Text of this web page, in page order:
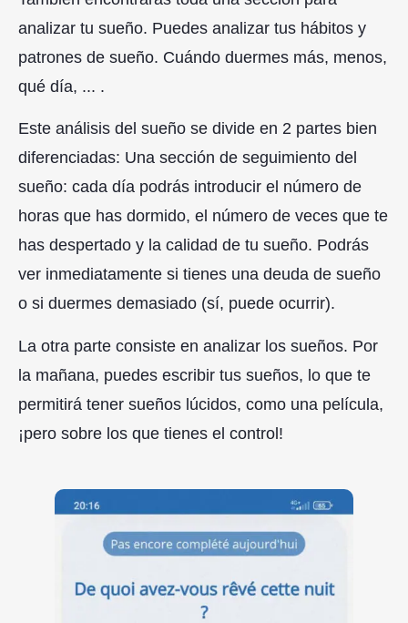
analizar tu sueño. Puedes analizar tus hábitos y
patrones de sueño. Cuándo duermes más, menos,
qué día, ... .
Este análisis del sueño se divide en 2 partes bien
diferenciadas: Una sección de seguimiento del
sueño: cada día podrás introducir el número de
horas que has dormido, el número de veces que te
has despertado y la calidad de tu sueño. Podrás
ver inmediatamente si tienes una deuda de sueño
o si duermes demasiado (sí, puede ocurrir).
La otra parte consiste en analizar los sueños. Por
la mañana, puedes escribir tus sueños, lo que te
permitirá tener sueños lúcidos, como una película,
¡pero sobre los que tienes el control!